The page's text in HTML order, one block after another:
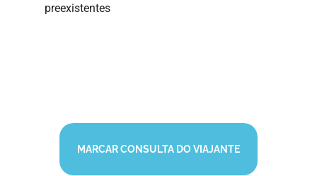
preexistentes
MARCAR CONSULTA DO VIAJANTE